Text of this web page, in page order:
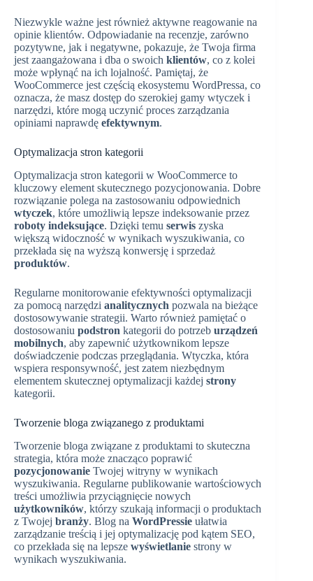
Niezwykle ważne jest również aktywne reagowanie na
opinie klientów. Odpowiadanie na recenzje, zarówno
pozytywne, jak i negatywne, pokazuje, że Twoja firma
jest zaangażowana i dba o swoich klientów, co z kolei
może wpłynąć na ich lojalność. Pamiętaj, że
WooCommerce jest częścią ekosystemu WordPressa, co
oznacza, że masz dostęp do szerokiej gamy wtyczek i
narzędzi, które mogą uczynić proces zarządzania
opiniami naprawdę efektywnym.
Optymalizacja stron kategorii
Optymalizacja stron kategorii w WooCommerce to
kluczowy element skutecznego pozycjonowania. Dobre
rozwiązanie polega na zastosowaniu odpowiednich
wtyczek, które umożliwią lepsze indeksowanie przez
roboty indeksujące. Dzięki temu serwis zyska
większą widoczność w wynikach wyszukiwania, co
przekłada się na wyższą konwersję i sprzedaż
produktów.
Regularne monitorowanie efektywności optymalizacji
za pomocą narzędzi analitycznych pozwala na bieżące
dostosowywanie strategii. Warto również pamiętać o
dostosowaniu podstron kategorii do potrzeb urządzeń
mobilnych, aby zapewnić użytkownikom lepsze
doświadczenie podczas przeglądania. Wtyczka, która
wspiera responsywność, jest zatem niezbędnym
elementem skutecznej optymalizacji każdej strony
kategorii.
Tworzenie bloga związanego z produktami
Tworzenie bloga związane z produktami to skuteczna
strategia, która może znacząco poprawić
pozycjonowanie Twojej witryny w wynikach
wyszukiwania. Regularne publikowanie wartościowych
treści umożliwia przyciągnięcie nowych
użytkowników, którzy szukają informacji o produktach
z Twojej branży. Blog na WordPressie ułatwia
zarządzanie treścią i jej optymalizację pod kątem SEO,
co przekłada się na lepsze wyświetlanie strony w
wynikach wyszukiwania.